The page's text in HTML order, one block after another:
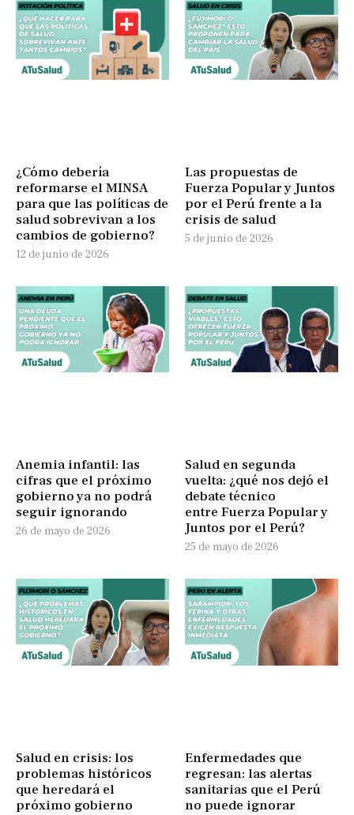
¿Cómo debería
reformarse el MINSA
para que las políticas de
salud sobrevivan a los
cambios de gobierno?
12 de junio de 2026
Las propuestas de
Fuerza Popular y Juntos
por el Perú frente a la
crisis de salud
5 de junio de 2026
Anemia infantil: las
cifras que el próximo
gobierno ya no podrá
seguir ignorando
26 de mayo de 2026
Salud en segunda
vuelta: ¿qué nos dejó el
debate técnico
entre Fuerza Popular y
Juntos por el Perú?
25 de mayo de 2026
Salud en crisis: los
problemas históricos
que heredará el
próximo gobierno
Enfermedades que
regresan: las alertas
sanitarias que el Perú
no puede ignorar